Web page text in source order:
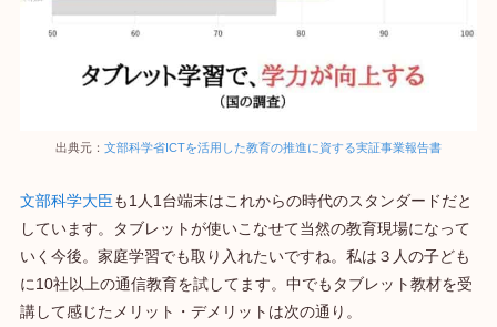
出典元： 文部科学省ICTを活用した教育の推進に資する実証事業報告書
文部科学大臣も1人1台端末はこれからの時代のスタンダードだと
しています。タブレットが使いこなせて当然の教育現場になって
いく今後。家庭学習でも取り入れたいですね。私は３人の子ども
に10社以上の通信教育を試してます。中でもタブレット教材を受
講して感じたメリット・デメリットは次の通り。